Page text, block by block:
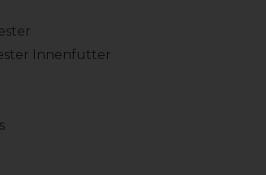
Innenfutter